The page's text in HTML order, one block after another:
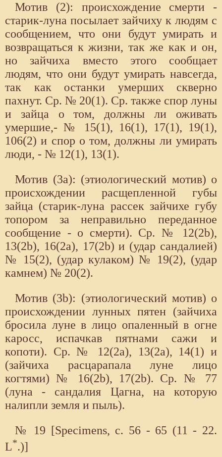
Мотив (2): происхождение смерти -
старик-луна посылает зайчиху к людям с
сообщением, что они будут умирать и
возвращаться к жизни, так же как и он,
но зайчиха вместо этого сообщает
людям, что они будут умирать навсегда,
так как останки умерших скверно
пахнут. Ср. № 20(1). Ср. также спор луны
и зайца о том, должны ли оживать
умершие,- № 15(1), 16(1), 17(1), 19(1),
106(2) и спор о том, должны ли умирать
люди, - № 12(1), 13(1).
Мотив (3а): (этиологический мотив) о
происхождении расщепленной губы
зайца (старик-луна рассек зайчихе губу
топором за неправильно переданное
сообщение - о смерти). Ср. № 12(2b),
13(2b), 16(2a), 17(2b) и (удар сандалией)
№ 15(2), (удар кулаком) № 19(2), (удар
камнем) № 20(2).
Мотив (3b): (этиологический мотив) о
происхождении лунных пятен (зайчиха
бросила луне в лицо опаленный в огне
каросс, испачкав пятнами сажи и
копоти). Ср. № 12(2а), 13(2а), 14(1) и
(зайчиха расцарапала луне лицо
когтями) № 16(2b), 17(2b). Ср. № 77
(луна - сандалия Цагна, на которую
налипли земля и пыль).
№ 19 [Specimens, с. 56 - 65 (11 - 22.
L*.)]